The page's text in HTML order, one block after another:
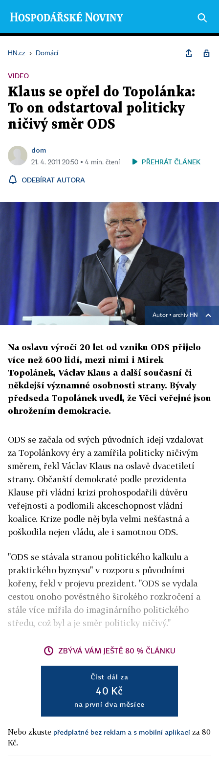
HN.cz › Domácí
VIDEO
Klaus se opřel do Topolánka:
To on odstartoval politicky
ničivý směr ODS
dom
21. 4. 2011 20:50 ▪ 4 min. čtení PŘEHRÁT ČLÁNEK
ODEBÍRAT AUTORA
Autor ▪ archiv HN
Na oslavu výročí 20 let od vzniku ODS přijelo
více než 600 lidí, mezi nimi i Mirek
Topolánek, Václav Klaus a další současní či
někdejší významné osobnosti strany. Bývaly
předseda Topolánek uvedl, že Věci veřejné jsou
ohrožením demokracie.
ODS se začala od svých původních idejí vzdalovat
za Topolánkovy éry a zamířila politicky ničivým
směrem, řekl Václav Klaus na oslavě dvacetiletí
strany. Občanští demokraté podle prezidenta
Klause při vládní krizi prohospodařili důvěru
veřejnosti a podlomili akceschopnost vládní
koalice. Krize podle něj byla velmi nešťastná a
poškodila nejen vládu, ale i samotnou ODS.
"ODS se stávala stranou politického kalkulu a
praktického byznysu" v rozporu s původními
kořeny, řekl v projevu prezident. "ODS se vydala
cestou onoho pověstného širokého rozkročení a
stále více mířila do imaginárního politického
středu, což byl a je směr politicky ničivý."
ZBÝVÁ VÁM JEŠTĚ 80 % ČLÁNKU
Číst dál za
40 Kč
na první dva měsíce
Nebo zkuste předplatné bez reklam a s mobilní aplikací za 80
Kč.